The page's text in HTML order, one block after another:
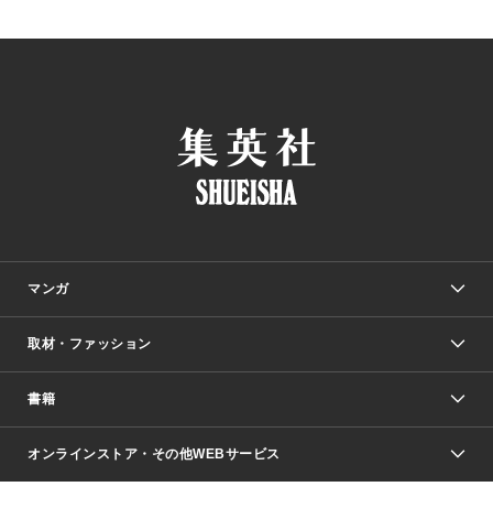
マンガ
少年マンガ
Vジャンプ
週刊ヤングジャンプ
少女マンガ
取材・ファッション
Seventeen
芸能・情報・スポーツ
書籍
文芸・文庫・総合
オンラインストア・その他WEBサービス